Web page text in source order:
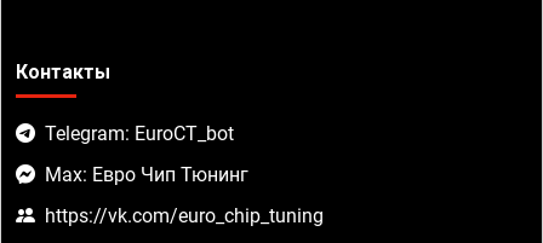
Контакты
Telegram: EuroCT_bot
Max: Евро Чип Тюнинг
https://vk.com/euro_chip_tuning